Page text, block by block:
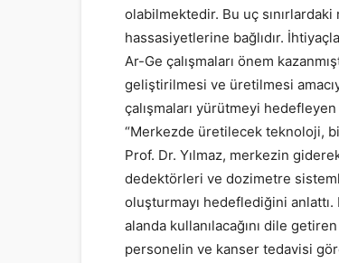
olabilmektedir. Bu uç sınırlardaki
hassasiyetlerine bağlıdır.
Ar-Ge çalışmaları önem
geliştirilmesi ve üretilmesi
çalışmaları yürütmeyi
“Merkezde üretilecek teknoloji,
Prof. Dr. Yılmaz, merkezin
dedektörleri ve dozimetre
oluşturmayı hedeflediğini
alanda kullanılacağını dile
personelin ve kanser tedavisi